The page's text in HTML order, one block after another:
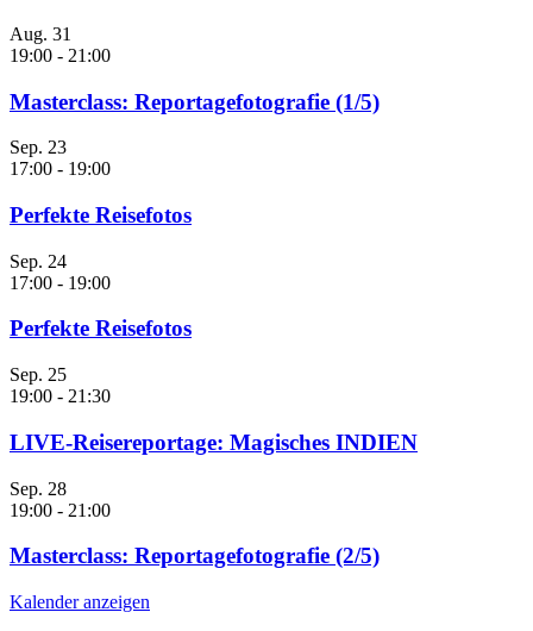
Aug. 31
19:00 - 21:00
Masterclass: Reportagefotografie (1/5)
Sep. 23
17:00 - 19:00
Perfekte Reisefotos
Sep. 24
17:00 - 19:00
Perfekte Reisefotos
Sep. 25
19:00 - 21:30
LIVE-Reisereportage: Magisches INDIEN
Sep. 28
19:00 - 21:00
Masterclass: Reportagefotografie (2/5)
Kalender anzeigen